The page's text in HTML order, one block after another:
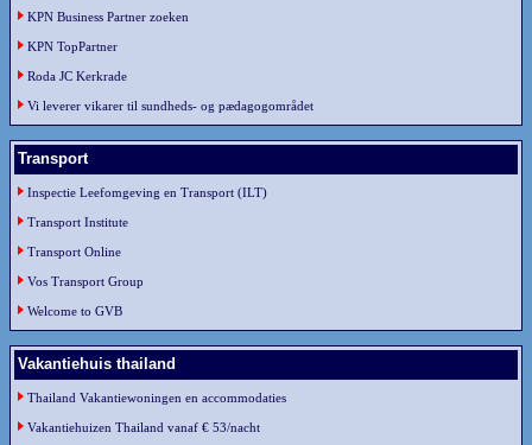
KPN Business Partner zoeken
KPN TopPartner
Roda JC Kerkrade
Vi leverer vikarer til sundheds- og pædagogområdet
Transport
Inspectie Leefomgeving en Transport (ILT)
Transport Institute
Transport Online
Vos Transport Group
Welcome to GVB
Vakantiehuis thailand
Thailand Vakantiewoningen en accommodaties
Vakantiehuizen Thailand vanaf € 53/nacht